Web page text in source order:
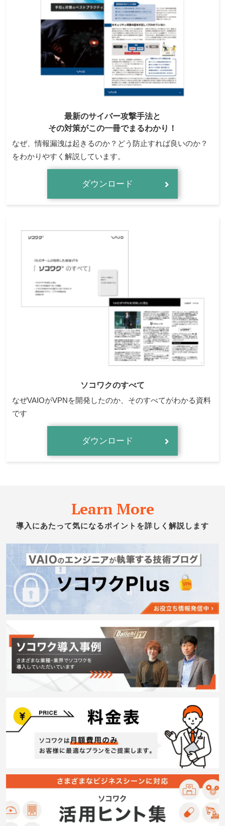
最新のサイバー攻撃手法と
その対策がこの一冊でまるわかり！
なぜ、情報漏洩は起きるのか？どう防止すれば良いのか？
をわかりやすく解説しています。
ダウンロード
ソコワクのすべて
なぜVAIOがVPNを開発したのか、そのすべてがわかる資料
です
ダウンロード
Learn More
導入にあたって気になるポイントを詳しく解説します